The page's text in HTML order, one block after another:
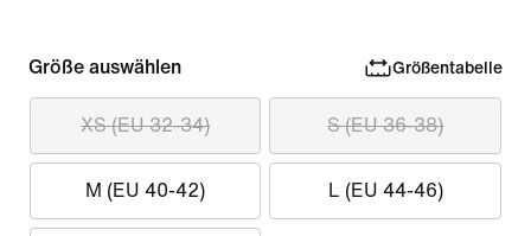
Größe auswählen Größentabelle
XS (EU 32-34) S (EU 36-38)
M (EU 40-42) L (EU 44-46)